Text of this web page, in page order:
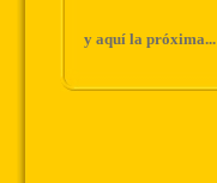
y aquí la próxima...